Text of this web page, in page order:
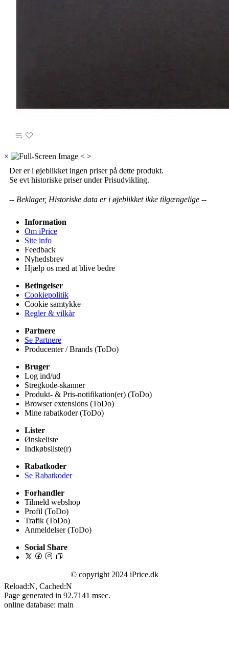
× < >
Der er i øjeblikket ingen priser på dette produkt.
Se evt historiske priser under Prisudvikling.
-- Beklager, Historiske data er i øjeblikket ikke tilgængelige --
Information
Om iPrice
Site info
Feedback
Nyhedsbrev
Hjælp os med at blive bedre
Betingelser
Cookiepolitik
Cookie samtykke
Regler & vilkår
Partnere
Se Partnere
Producenter / Brands (ToDo)
Bruger
Log ind/ud
Stregkode-skanner
Produkt- & Pris-notifikation(er) (ToDo)
Browser extensions (ToDo)
Mine rabatkoder (ToDo)
Lister
Ønskeliste
Indkøbsliste(r)
Rabatkoder
Se Rabatkoder
Forhandler
Tilmeld webshop
Profil (ToDo)
Trafik (ToDo)
Anmeldelser (ToDo)
Social Share
© copyright 2024 iPrice.dk
Reload:N, Cached:N
Page generated in 92.7141 msec.
online database: main